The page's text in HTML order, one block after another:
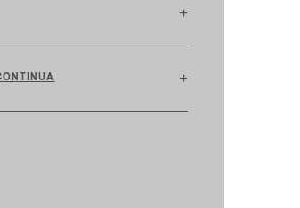
+
+